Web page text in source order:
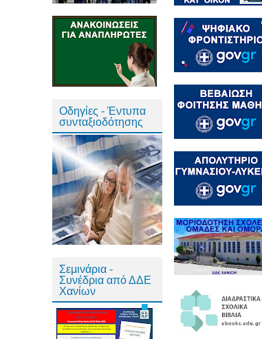
Οδηγίες - Έντυπα
συνταξιοδότησης
Σεμινάρια -
Συνέδρια από ΔΔΕ
Χανίων